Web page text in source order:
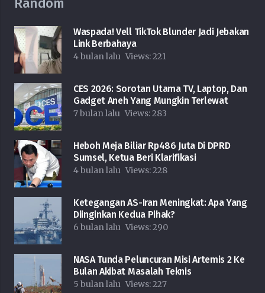
Random
Waspada! Vell TikTok Blunder Jadi Jebakan
Link Berbahaya
4 bulan lalu Views:221
CES 2026: Sorotan Utama TV, Laptop, Dan
Gadget Aneh Yang Mungkin Terlewat
7 bulan lalu Views:283
Heboh Meja Biliar Rp486 Juta Di DPRD
Sumsel, Ketua Beri Klarifikasi
4 bulan lalu Views:228
Ketegangan AS-Iran Meningkat: Apa Yang
Diinginkan Kedua Pihak?
6 bulan lalu Views:290
NASA Tunda Peluncuran Misi Artemis 2 Ke
Bulan Akibat Masalah Teknis
5 bulan lalu Views:227